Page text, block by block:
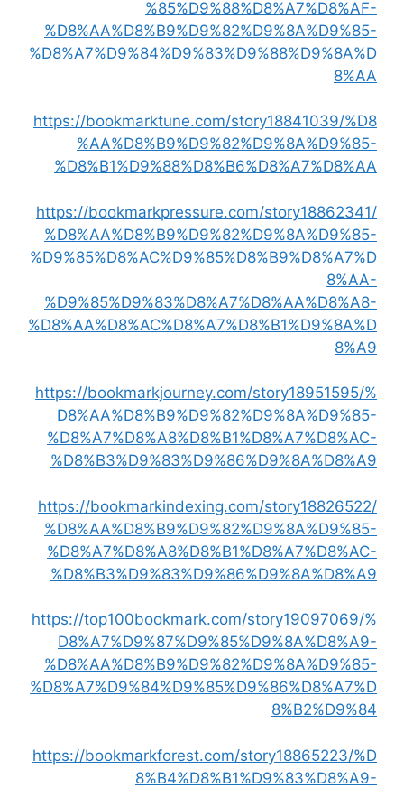
%85%D9%88%D8%A7%D8%AF-
%D8%AA%D8%B9%D9%82%D9%8A%D9%85-
%D8%A7%D9%84%D9%83%D9%88%D9%8A%D
8%AA
https://bookmarktune.com/story18841039/%D8
%AA%D8%B9%D9%82%D9%8A%D9%85-
%D8%B1%D9%88%D8%B6%D8%A7%D8%AA
https://bookmarkpressure.com/story18862341/
%D8%AA%D8%B9%D9%82%D9%8A%D9%85-
%D9%85%D8%AC%D9%85%D8%B9%D8%A7%D
8%AA-
%D9%85%D9%83%D8%A7%D8%AA%D8%A8-
%D8%AA%D8%AC%D8%A7%D8%B1%D9%8A%D
8%A9
https://bookmarkjourney.com/story18951595/%
D8%AA%D8%B9%D9%82%D9%8A%D9%85-
%D8%A7%D8%A8%D8%B1%D8%A7%D8%AC-
%D8%B3%D9%83%D9%86%D9%8A%D8%A9
https://bookmarkindexing.com/story18826522/
%D8%AA%D8%B9%D9%82%D9%8A%D9%85-
%D8%A7%D8%A8%D8%B1%D8%A7%D8%AC-
%D8%B3%D9%83%D9%86%D9%8A%D8%A9
https://top100bookmark.com/story19097069/%
D8%A7%D9%87%D9%85%D9%8A%D8%A9-
%D8%AA%D8%B9%D9%82%D9%8A%D9%85-
%D8%A7%D9%84%D9%85%D9%86%D8%A7%D
8%B2%D9%84
https://bookmarkforest.com/story18865223/%D
8%B4%D8%B1%D9%83%D8%A9-